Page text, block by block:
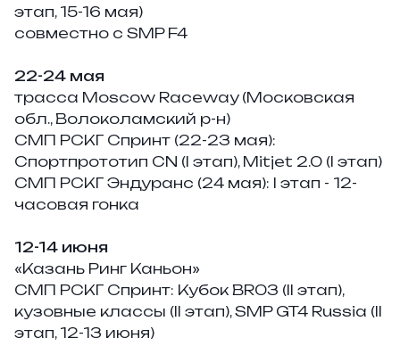
этап, 15-16 мая)
совместно с SMP F4
22-24 мая
трасса Moscow Raceway (Московская
обл., Волоколамский р-н)
СМП РСКГ Спринт (22-23 мая):
Спортпрототип CN (I этап), Mitjet 2.0 (I этап)
СМП РСКГ Эндуранс (24 мая): I этап - 12-
часовая гонка
12-14 июня
«Казань Ринг Каньон»
СМП РСКГ Спринт: Кубок BR03 (II этап),
кузовные классы (II этап), SMP GT4 Russia (II
этап, 12-13 июня)